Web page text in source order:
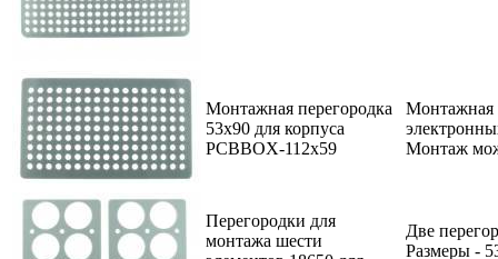
Монтажная перегородка
53x90 для корпуса
PCBBOX-112x59
Монтажная
Монтаж
Перегородки для
монтажа шести
Две
Размеры -